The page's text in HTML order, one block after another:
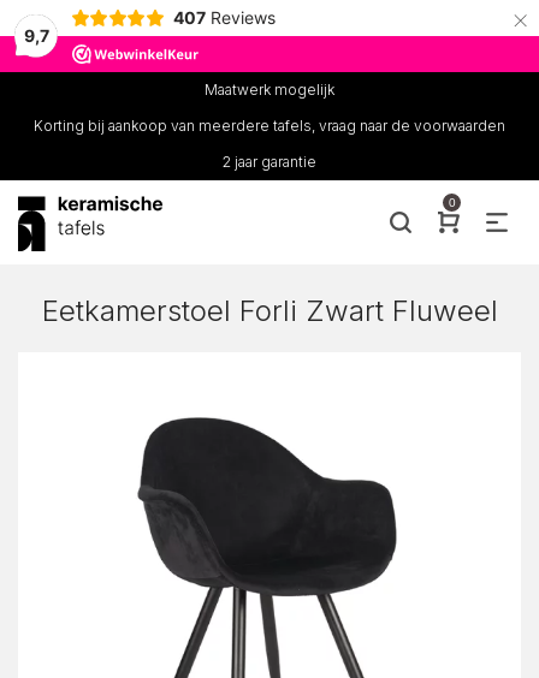
9,7
407 Reviews ×
Maatwerk mogelijk
Korting bij aankoop van meerdere tafels, vraag naar de voorwaarden
2 jaar garantie
0
Eetkamerstoel Forli Zwart Fluweel